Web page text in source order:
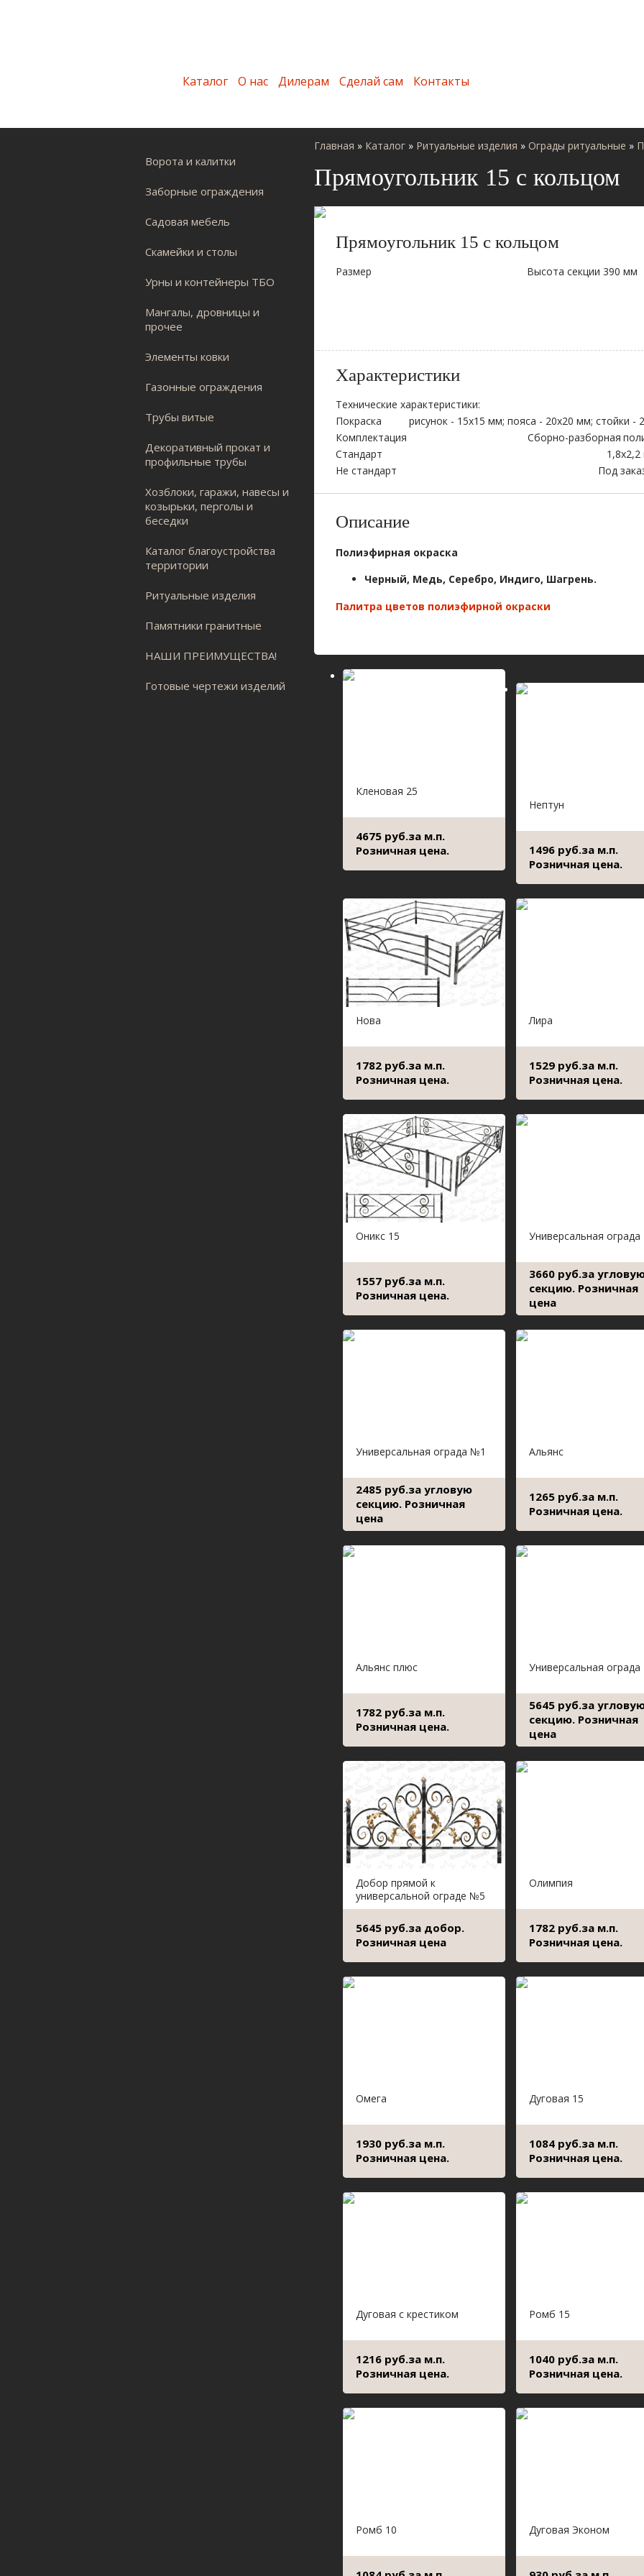
Каталог О нас Дилерам Сделай сам Контакты
Ворота и калитки
Заборные ограждения
Садовая мебель
Скамейки и столы
Урны и контейнеры ТБО
Мангалы, дровницы и
прочее
Элементы ковки
Газонные ограждения
Трубы витые
Декоративный прокат и
профильные трубы
Хозблоки, гаражи, навесы и
козырьки, перголы и
беседки
Каталог благоустройства
территории
Ритуальные изделия
Памятники гранитные
НАШИ ПРЕИМУЩЕСТВА!
Готовые чертежи изделий
Главная » Каталог » Ритуальные изделия » Ограды ритуальные »
Прямоугольник 15 с кольцом
Прямоугольник 15 с кольцом
Размер Высота секции 390 мм
Характеристики
Технические характеристики:
рисунок - 15х15 мм; пояса - 20х20 мм; стойки
Покраска
Комплектация
Сборно-разборная
Стандарт
Не стандарт
Под
Описание
Полиэфирная окраска
Черный, Медь, Серебро, Индиго, Шагрень.
Палитра цветов полиэфирной окраски
Кленовая 25
4675 руб.за м.п.
Розничная цена.
Нептун
1496 руб.за м.п.
Розничная цена.
Нова
1782 руб.за м.п.
Розничная цена.
Лира
1529 руб.за м.п.
Розничная цена.
Оникс 15
1557 руб.за м.п.
Розничная цена.
Универсальная
3660 руб.за
секцию. Розничная
цена
Универсальная ограда №1
2485 руб.за угловую
секцию. Розничная
цена
Альянс
1265 руб.за м.п.
Розничная цена.
Альянс плюс
1782 руб.за м.п.
Розничная цена.
Универсальная
5645 руб.за
секцию. Розничная
цена
Добор прямой к
универсальной ограде №5
5645 руб.за добор.
Розничная цена
Олимпия
1782 руб.за м.п.
Розничная цена.
Омега
1930 руб.за м.п.
Розничная цена.
Дуговая 15
1084 руб.за м.п.
Розничная цена.
Дуговая с крестиком
1216 руб.за м.п.
Розничная цена.
Ромб 15
1040 руб.за м.п.
Розничная цена.
Ромб 10 Дуговая Эконом